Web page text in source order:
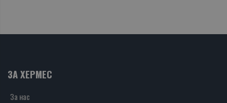
ЗА ХЕРМЕС
За нас